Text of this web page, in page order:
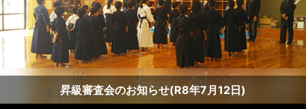
昇級審査会のお知らせ(R8年7月12日)